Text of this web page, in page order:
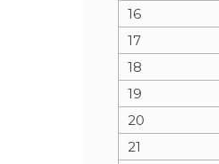
16
17
18
19
20
21